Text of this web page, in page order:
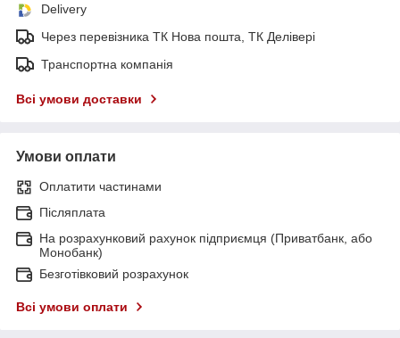
Delivery
Через перевізника ТК Нова пошта, ТК Делівері
Транспортна компанія
Всі умови доставки
Умови оплати
Оплатити частинами
Післяплата
На розрахунковий рахунок підприємця (Приватбанк, або
Монобанк)
Безготівковий розрахунок
Всі умови оплати